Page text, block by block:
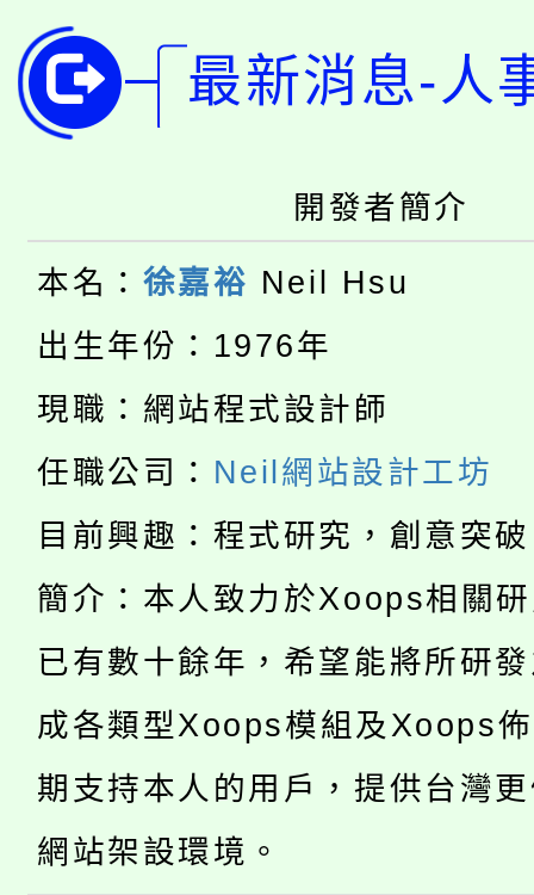
徵才活動。
YOUNG桃局內行報名
局官網。
8月14至27日，桃園電
田徑場及游泳池舉行。
桃園市低收入戶享有免
視費優惠，中低收入戶
半價優惠，詳情可洽有
者。
大園自造教育及科技中
份教師增能研習
大溪自造教育及科技中
份教師研習
淨零綠生活教案入校路
會
公告本校115學年度第
代理(課)教師甄選結果
告(尚有缺額)
場熱烈登場!
YOUNG桃局內行報名
8月14至27日，桃園電
開!
115年桃園市運動會8/
田徑場及游泳池舉行。
桃園市低收入戶享有免
視費優惠，中低收入戶
大園自造教育及科技中
最新消息-人
開發者簡介
本名： 徐嘉裕 Neil Hsu
出生年份：1976年
現職：網站程式設計師
任職公司： Neil網站設計工坊
目前興趣：程式研究，創意突
簡介：本人致力於Xoops相關
已有數十餘年，希望能將所研
成各類型Xoops模組及Xoops
期支持本人的用戶，提供台灣
網站架設環境。